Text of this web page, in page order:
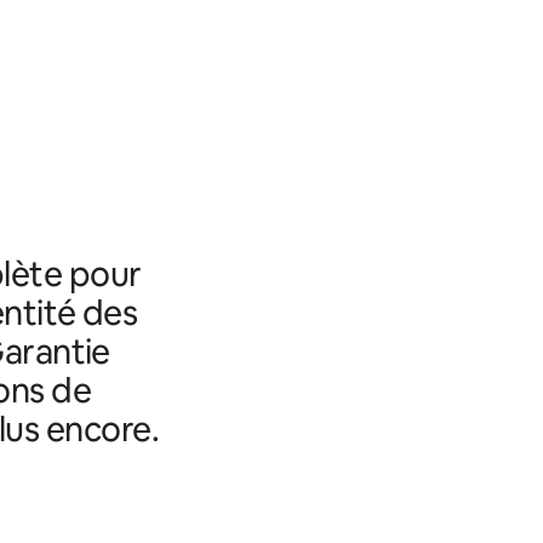
pour
des
de
encore.